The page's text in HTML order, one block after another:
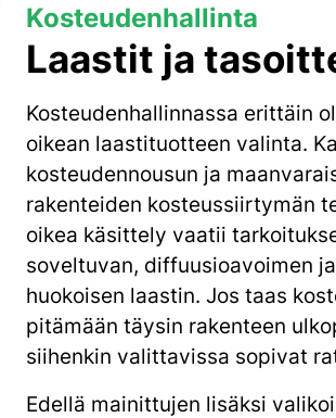
Kosteudenhallinta
Laastit ja
Kosteudenhallinnassa erittäin
oikean laastituotteen valinta.
kosteudennousun ja
rakenteiden kosteussiirtymän
oikea käsittely vaatii
soveltuvan, diffuusioavoimen
huokoisen laastin. Jos taas
pitämään täysin rakenteen
siihenkin valittavissa sopivat
Edellä mainittujen lisäksi